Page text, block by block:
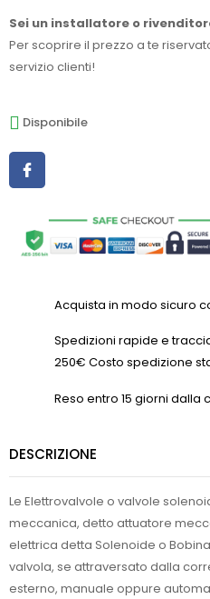
Sei un installatore o
Per scoprire il prezzo a te
servizio clienti!
Disponibile
Acquista in modo sicuro
Spedizioni rapide e
250€ Costo spedizione
Reso entro 15 giorni
DESCRIZIONE
Le Elettrovalvole o valvole
meccanica, detto attuatore
elettrica detta Solenoide o
valvola, se attraversato dalla
esterno, manuale oppure